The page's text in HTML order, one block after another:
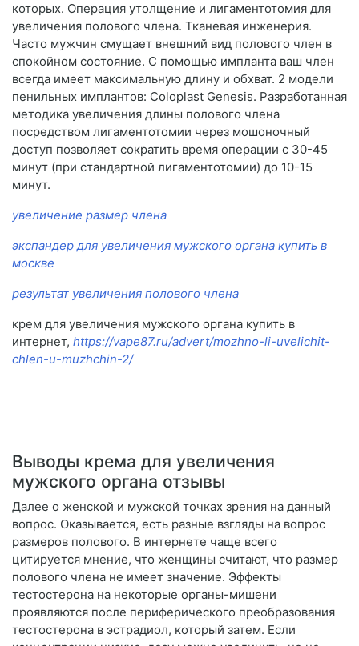
которых. Операция утолщение и лигаментотомия для
увеличения полового члена. Тканевая инженерия.
Часто мужчин смущает внешний вид полового член в
спокойном состояние. С помощью импланта ваш член
всегда имеет максимальную длину и обхват. 2 модели
пенильных имплантов: Coloplast Genesis. Разработанная
методика увеличения длины полового члена
посредством лигаментотомии через мошоночный
доступ позволяет сократить время операции с 30-45
минут (при стандартной лигаментотомии) до 10-15
минут.
увеличение размер члена
экспандер для увеличения мужского органа купить в
москве
результат увеличения полового члена
крем для увеличения мужского органа купить в
интернет, https://vape87.ru/advert/mozhno-li-uvelichit-
chlen-u-muzhchin-2/
Выводы крема для увеличения
мужского органа отзывы
Далее о женской и мужской точках зрения на данный
вопрос. Оказывается, есть разные взгляды на вопрос
размеров полового. В интернете чаще всего
цитируется мнение, что женщины считают, что размер
полового члена не имеет значение. Эффекты
тестостерона на некоторые органы-мишени
проявляются после периферического преобразования
тестостерона в эстрадиол, который затем. Если